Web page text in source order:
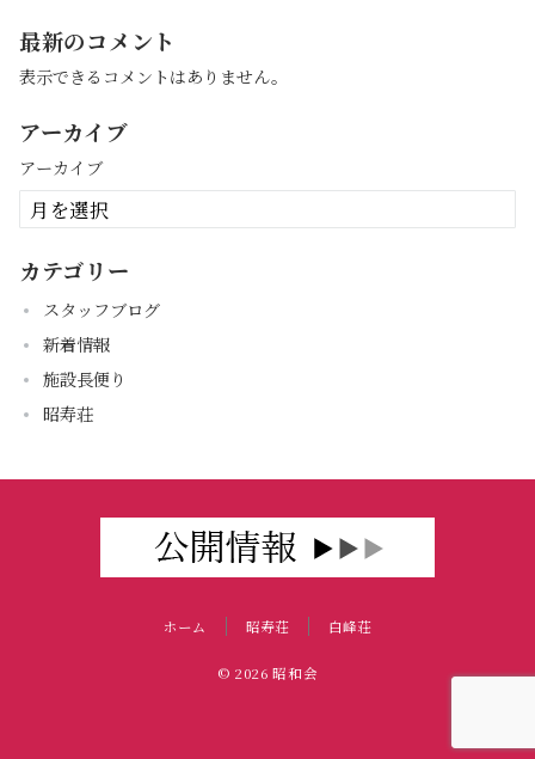
最新のコメント
表示できるコメントはありません。
アーカイブ
アーカイブ
カテゴリー
スタッフブログ
新着情報
施設長便り
昭寿荘
ホーム 昭寿荘 白峰荘
© 2026昭和会